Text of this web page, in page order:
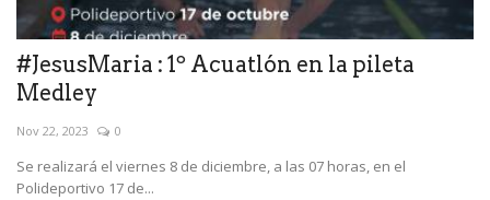
#JesusMaria : 1º Acuatlón en la pileta
Medley
Nov 22, 2023 0
Se realizará el viernes 8 de diciembre, a las 07 horas, en el
Polideportivo 17 de...